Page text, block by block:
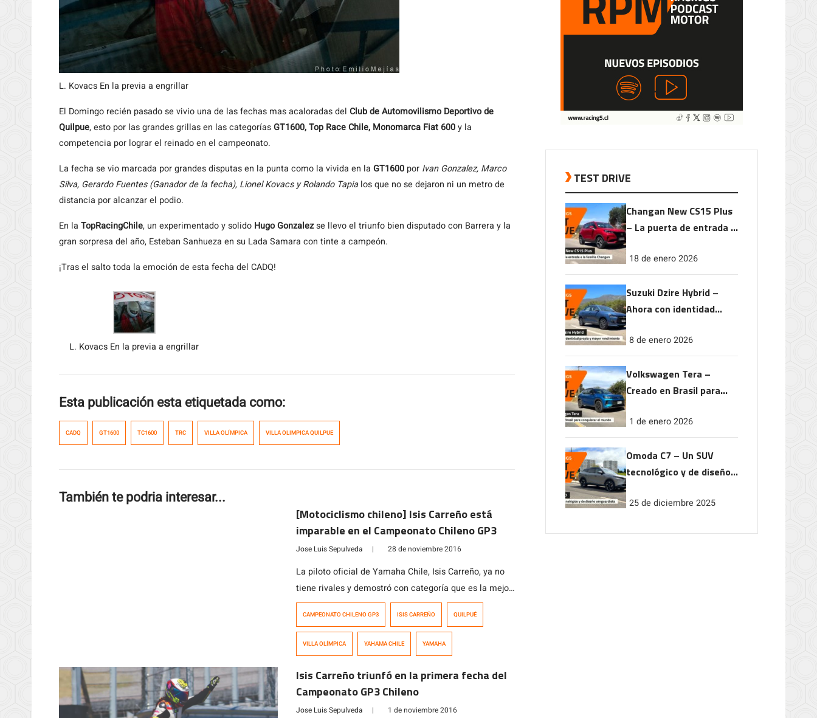
L. Kovacs En la previa a engrillar
El Domingo recién pasado se vivio una de las fechas mas acaloradas del Club de Automovilismo Deportivo de
Quilpue, esto por las grandes grillas en las categoríasGT1600, Top Race Chile, Monomarca Fiat 600y la
competencia por lograr el reinado en el campeonato.
La fecha se vio marcada por grandes disputas en la punta como la vivida en la GT1600 por Ivan Gonzalez, Marco
Silva, Gerardo Fuentes (Ganador de la fecha), Lionel Kovacs y Rolando Tapialos que no se dejaron ni un metro de
distancia por alcanzar el podio.
En la TopRacingChile, un experimentado y solido Hugo Gonzalezse llevo el triunfo bien disputado con Barrera y la
gran sorpresa del año, Esteban Sanhueza en su Lada Samara con tinte a campeón.
¡Tras el salto toda la emoción de esta fecha del CADQ!
L. Kovacs En la previa a engrillar
Esta publicación esta etiquetada como:
CADQ GT1600 TC1600 TRC VILLA OLÍMPICA VILLA OLIMPICA QUILPUE
También te podria interesar...
[Motociclismo chileno] Isis Carreño está
imparable en el Campeonato Chileno GP3
Jose Luis Sepulveda | 28 de noviembre 2016
La piloto oficial de Yamaha Chile, Isis Carreño, ya no
tiene rivales y demostró con categoría que es la mejor
nacional en su categoría, luego de adjudicarse la
segunda fecha del Campeonato Chileno GP3 en el
circuito de la Villa Olímpica de Quilpué. La campeona
Panamericana logró quedarse en primera instancia
con la pole position y […]
CAMPEONATO CHILENO GP3 ISIS CARREÑO QUILPUÉ
VILLA OLÍMPICA YAHAMA CHILE YAMAHA
Isis Carreño triunfó en la primera fecha del
Campeonato GP3 Chileno
Jose Luis Sepulveda | 1 de noviembre 2016
TEST DRIVE
Changan New CS15 Plus
– La puerta de entrada a
18 de enero 2026
Suzuki Dzire Hybrid –
Ahora con identidad
rendimiento
8 de enero 2026
Volkswagen Tera –
Creado en Brasil para
1 de enero 2026
Omoda C7 – Un SUV
tecnológico y de diseño
25 de diciembre 2025